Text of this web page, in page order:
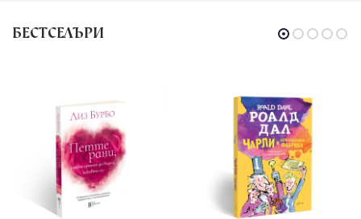
БЕСТСЕЛЪРИ